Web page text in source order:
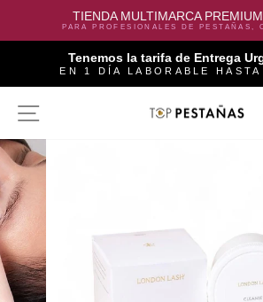
TIENDA MULTIMARCA
PARA PROFESIONALES DE PESTAÑAS,
Tenemos la tarifa de Entrega
EN 1 DÍA LABORABLE
SITE NAVIGATION